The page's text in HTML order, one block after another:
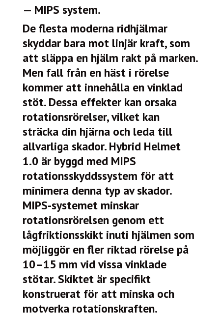
— MIPS system.
De flesta moderna ridhjälmar
skyddar bara mot linjär kraft, som
att släppa en hjälm rakt på marken.
Men fall från en häst i rörelse
kommer att innehålla en vinklad
stöt. Dessa effekter kan orsaka
rotationsrörelser, vilket kan
sträcka din hjärna och leda till
allvarliga skador. Hybrid Helmet
1.0 är byggd med MIPS
rotationsskyddssystem för att
minimera denna typ av skador.
MIPS-systemet minskar
rotationsrörelsen genom ett
lågfriktionsskikt inuti hjälmen som
möjliggör en fler riktad rörelse på
10–15 mm vid vissa vinklade
stötar. Skiktet är specifikt
konstruerat för att minska och
motverka rotationskraften.